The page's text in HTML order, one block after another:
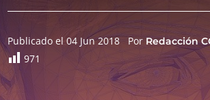
Publicado el 04 Jun 2018 Por Redacción
971